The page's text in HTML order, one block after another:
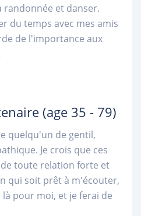
randonnée et danser.
du temps avec mes amis
de l'importance aux
(age 35 - 79)
quelqu'un de gentil,
Je crois que ces
toute relation forte et
qui soit prêt à m'écouter,
pour moi, et je ferai de